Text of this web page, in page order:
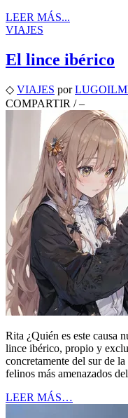
LEER MÁS...
VIAJES
El lince ibérico
◇ VIAJES por
COMPARTIR / –
Rita ¿Quién es este causa
lince ibérico, propio y
concretamente del sur de
felinos más amenazados
LEER MÁS…